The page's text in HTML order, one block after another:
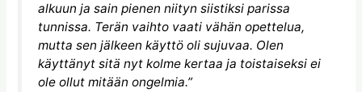
alkuun ja sain pienen niityn siistiksi parissa
tunnissa. Terän vaihto vaati vähän opettelua,
mutta sen jälkeen käyttö oli sujuvaa. Olen
käyttänyt sitä nyt kolme kertaa ja toistaiseksi ei
ole ollut mitään ongelmia.”